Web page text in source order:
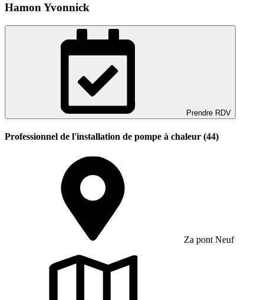
Hamon Yvonnick
Prendre RDV
Professionnel de l'installation de pompe à chaleur (44)
Za pont Neuf